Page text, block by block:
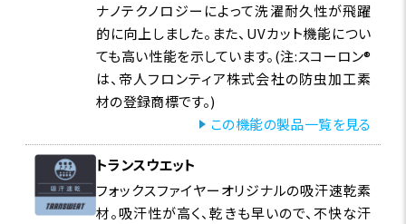
ナノテクノロジーによって洗濯耐久性が飛躍
的に向上しました。また、UVカット機能につい
ても高い性能を示しています。(注:スコーロン®
は、帝人フロンティア株式会社の防虫加工素
材の登録商標です。)
この機能の製品一覧を見る
トランスウエット
フォックスファイヤーオリジナルの吸汗速乾素
材。吸汗性が高く、乾きも早いので、不快な汗